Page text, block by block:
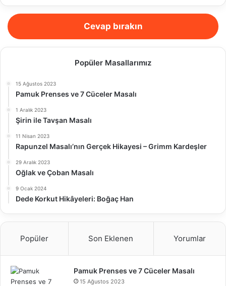
Cevap bırakın
Popüler Masallarımız
15 Ağustos 2023
Pamuk Prenses ve 7 Cüceler Masalı
1 Aralık 2023
Şirin ile Tavşan Masalı
11 Nisan 2023
Rapunzel Masalı’nın Gerçek Hikayesi – Grimm Kardeşler
29 Aralık 2023
Oğlak ve Çoban Masalı
9 Ocak 2024
Dede Korkut Hikâyeleri: Boğaç Han
Popüler Son Eklenen Yorumlar
Pamuk Prenses ve 7 Cüceler Masalı
15 Ağustos 2023